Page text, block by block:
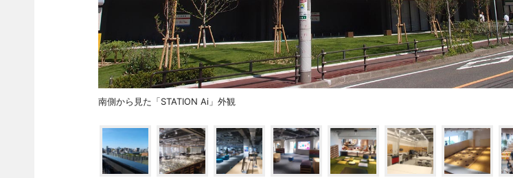
南側から見た「STATION Ai」外観